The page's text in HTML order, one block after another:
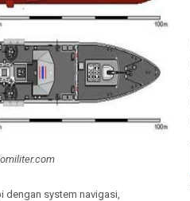
dengan system navigasi,